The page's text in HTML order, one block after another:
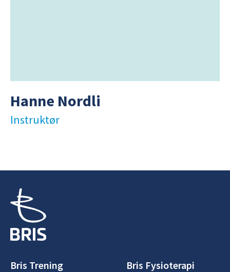
Hanne Nordli
Instruktør
Bris Trening Bris Fysioterapi